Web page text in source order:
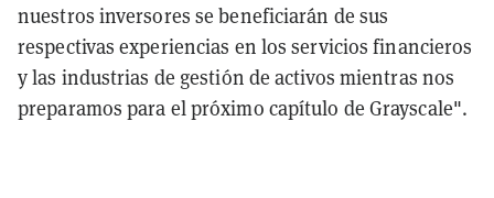
nuestros inversores se beneficiarán de sus
respectivas experiencias en los servicios financieros
y las industrias de gestión de activos mientras nos
preparamos para el próximo capítulo de Grayscale".